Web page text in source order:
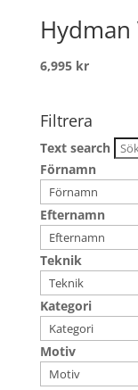
6,995 kr
Filtrera
Text search
Förnamn
Efternamn
Teknik
Kategori
Motiv